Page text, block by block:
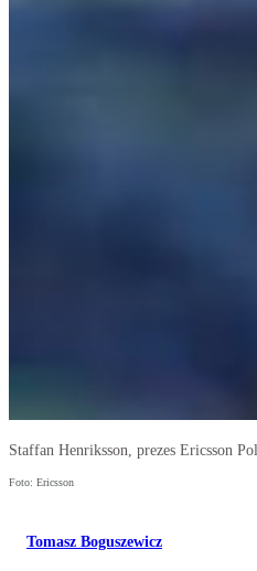
Staffan Henriksson, prezes Ericsson
Foto: Ericsson
Tomasz Boguszewicz